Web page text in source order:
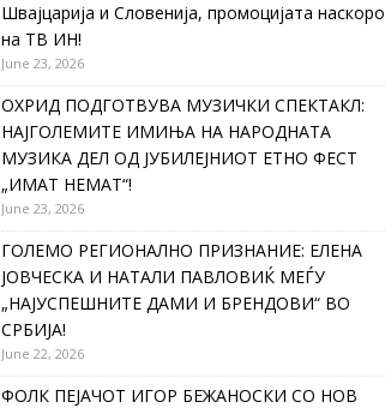
Швајцарија и Словенија, промоцијата наскоро
на ТВ ИН!
June 23, 2026
ОХРИД ПОДГОТВУВА МУЗИЧКИ СПЕКТАКЛ:
НАЈГОЛЕМИТЕ ИМИЊА НА НАРОДНАТА
МУЗИКА ДЕЛ ОД ЈУБИЛЕЈНИОТ ЕТНО ФЕСТ
„ИМАТ НЕМАТ“!
June 23, 2026
ГОЛЕМО РЕГИОНАЛНО ПРИЗНАНИЕ: ЕЛЕНА
ЈОВЧЕСКА И НАТАЛИ ПАВЛОВИЌ МЕЃУ
„НАЈУСПЕШНИТЕ ДАМИ И БРЕНДОВИ“ ВО
СРБИЈА!
June 22, 2026
ФОЛК ПЕЈАЧОТ ИГОР БЕЖАНОСКИ СО НОВ